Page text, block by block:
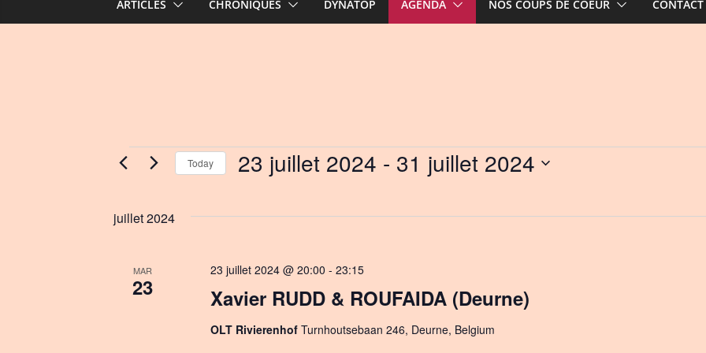
ARTICLES CHRONIQUES DYNATOP AGENDA NOS COUPS DE COEUR CONTACT
Events
Today 23 juillet 2024 - 31 juillet 2024
c
d
a
juillet 2024
MAR
23 Xavier RUDD & ROUFAIDA (Deurne)
23 juillet 2024 @ 20:00 - 23:15
OLT Rivierenhof Turnhoutsebaan 246, Deurne, Belgium